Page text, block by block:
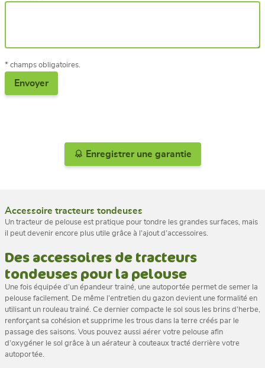
Accessoire tracteurs tondeuses
Un tracteur de pelouse est pratique pour tondre les grandes surfaces, mais
il peut devenir encore plus utile grâce à l’ajout d’accessoires.
Des accessoires de tracteurs
tondeuses pour la pelouse
Une fois équipée d’un épandeur trainé, une autoportée permet de semer la
pelouse facilement. De même l’entretien du gazon devient une formalité en
utilisant un rouleau trainé. Ce dernier compacte le sol sous les brins d’herbe,
renforçant sa cohésion et supprime les trous dans la terre créés par le
passage des saisons. Vous pouvez aussi aérer votre pelouse afin
d’oxygéner le sol grâce à un aérateur à couteaux tracté derrière votre
autoportée.
* champs obligatoires.
Enregistrer une garantie